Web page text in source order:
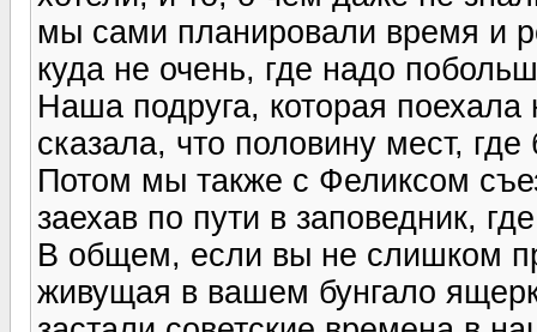
мы сами планировали время и
куда не очень, где надо
Наша подруга, которая поехала
сказала, что половину мест,
Потом мы также с Феликсом
заехав по пути в заповедник,
В общем, если вы не слишком
живущая в вашем бунгало